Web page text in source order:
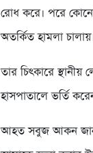
রোধ করে। পরে
অতর্কিত হামলা
তার চিৎকারে
হাসপাতালে ভর্তি
আহত সবুজ আকন